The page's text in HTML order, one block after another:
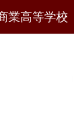
業高等学校